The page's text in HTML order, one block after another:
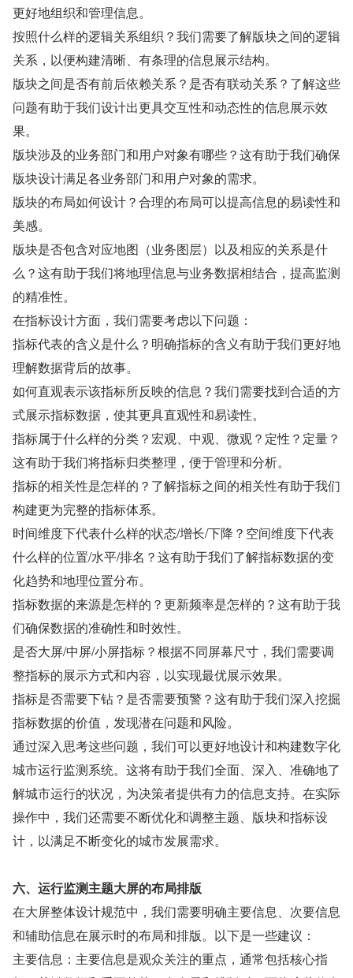
更好地组织和管理信息。
按照什么样的逻辑关系组织？我们需要了解版块之间的逻辑
关系，以便构建清晰、有条理的信息展示结构。
版块之间是否有前后依赖关系？是否有联动关系？了解这些
问题有助于我们设计出更具交互性和动态性的信息展示效
果。
版块涉及的业务部门和用户对象有哪些？这有助于我们确保
版块设计满足各业务部门和用户对象的需求。
版块的布局如何设计？合理的布局可以提高信息的易读性和
美感。
版块是否包含对应地图（业务图层）以及相应的关系是什
么？这有助于我们将地理信息与业务数据相结合，提高监测
的精准性。
在指标设计方面，我们需要考虑以下问题：
指标代表的含义是什么？明确指标的含义有助于我们更好地
理解数据背后的故事。
如何直观表示该指标所反映的信息？我们需要找到合适的方
式展示指标数据，使其更具直观性和易读性。
指标属于什么样的分类？宏观、中观、微观？定性？定量？
这有助于我们将指标归类整理，便于管理和分析。
指标的相关性是怎样的？了解指标之间的相关性有助于我们
构建更为完整的指标体系。
时间维度下代表什么样的状态/增长/下降？空间维度下代表
什么样的位置/水平/排名？这有助于我们了解指标数据的变
化趋势和地理位置分布。
指标数据的来源是怎样的？更新频率是怎样的？这有助于我
们确保数据的准确性和时效性。
是否大屏/中屏/小屏指标？根据不同屏幕尺寸，我们需要调
整指标的展示方式和内容，以实现最优展示效果。
指标是否需要下钻？是否需要预警？这有助于我们深入挖掘
指标数据的价值，发现潜在问题和风险。
通过深入思考这些问题，我们可以更好地设计和构建数字化
城市运行监测系统。这将有助于我们全面、深入、准确地了
解城市运行的状况，为决策者提供有力的信息支持。在实际
操作中，我们还需要不断优化和调整主题、版块和指标设
计，以满足不断变化的城市发展需求。
六、运行监测主题大屏的布局排版
在大屏整体设计规范中，我们需要明确主要信息、次要信息
和辅助信息在展示时的布局和排版。以下是一些建议：
主要信息：主要信息是观众关注的重点，通常包括核心指